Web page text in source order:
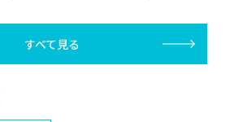
すべて見る